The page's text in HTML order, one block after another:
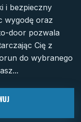
i bezpieczny
wygodę oraz
door pozwala
Cię z
do wybranego